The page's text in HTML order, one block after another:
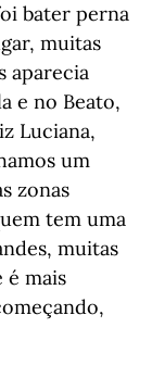
bater perna
muitas
aparecia
e no Beato,
Luciana,
um
zonas
tem uma
muitas
é mais